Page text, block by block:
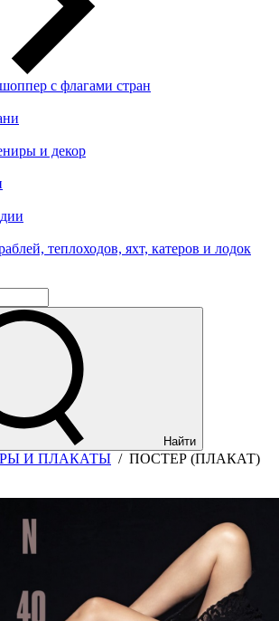
с флагами стран
и декор
теплоходов, яхт, катеров и лодок
Найти
И ПЛАКАТЫ / ПОСТЕР (ПЛАКАТ)